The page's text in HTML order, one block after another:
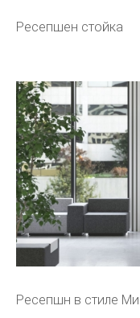
Ресепшен стойка
Ресепшн в стиле